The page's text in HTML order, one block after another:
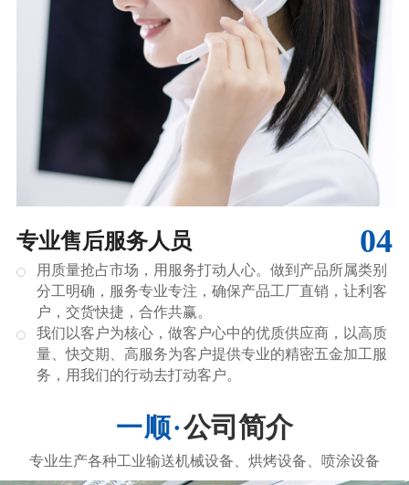
04
专业售后服务人员
用质量抢占市场，用服务打动人心。做到产品所属类别
分工明确，服务专业专注，确保产品工厂直销，让利客
户，交货快捷，合作共赢。
我们以客户为核心，做客户心中的优质供应商，以高质
量、快交期、高服务为客户提供专业的精密五金加工服
务，用我们的行动去打动客户。
公司简介